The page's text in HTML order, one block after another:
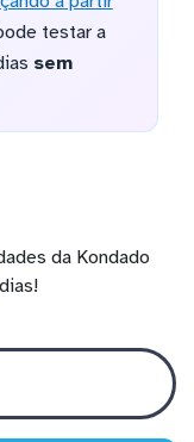
testar a
sem
da Kondado